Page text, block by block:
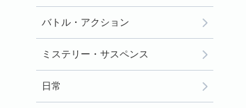
バトル・アクション
ミステリー・サスペンス
日常